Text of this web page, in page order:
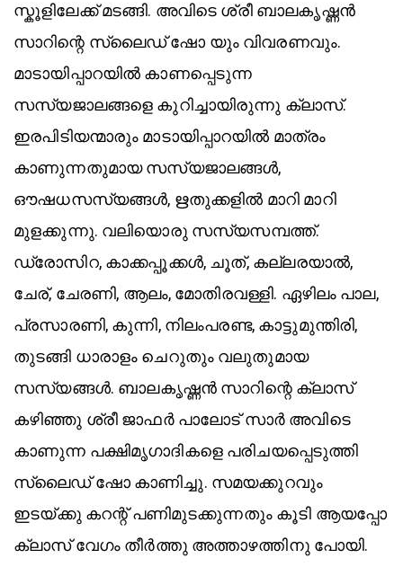
സ്കൂളിലേക്ക് മടങ്ങി. അവിടെ ശ്രീ ബാലകൃഷ്ണൻ
സാറിന്റെ സ്ലൈഡ് ഷോ യും വിവരണവും.
മാടായിപ്പാറയിൽ കാണപ്പെടുന്ന
സസ്യജാലങ്ങളെ കുറിച്ചായിരുന്നു ക്ലാസ്.
ഇരപിടിയന്മാരും മാടായിപ്പാറയിൽ മാത്രം
കാണുന്നതുമായ സസ്യജാലങ്ങൾ,
ഔഷധസസ്യങ്ങൾ, ഋതുക്കളിൽ മാറി മാറി
മുളക്കുന്നു. വലിയൊരു സസ്യസമ്പത്ത്.
ഡ്രോസിറ, കാക്കപ്പൂക്കൾ, ചൂത്, കല്ലരയാൽ,
ചേര്, ചേരണി, ആലം, മോതിരവള്ളി. ഏഴിലം പാല,
പ്രസാരണി, കുന്നി, നിലംപരണ്ട, കാട്ടുമുന്തിരി,
തുടങ്ങി ധാരാളം ചെറുതും വലുതുമായ
സസ്യങ്ങൾ. ബാലകൃഷ്ണൻ സാറിന്റെ ക്ലാസ്
കഴിഞ്ഞു ശ്രീ ജാഫർ പാലോട് സാർ അവിടെ
കാണുന്ന പക്ഷിമൃഗാദികളെ പരിചയപ്പെടുത്തി
സ്ലൈഡ് ഷോ കാണിച്ചു. സമയക്കുറവും
ഇടയ്ക്കു കറന്റ് പണിമുടക്കുന്നതും കൂടി ആയപ്പോ
ക്ലാസ് വേഗം തീർത്തു അത്താഴത്തിനു പോയി.